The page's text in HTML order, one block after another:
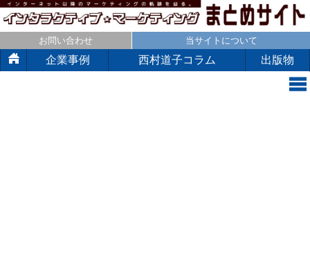
お問い合わせ 当サイトについて
企業事例 西村道子コラム 出版物